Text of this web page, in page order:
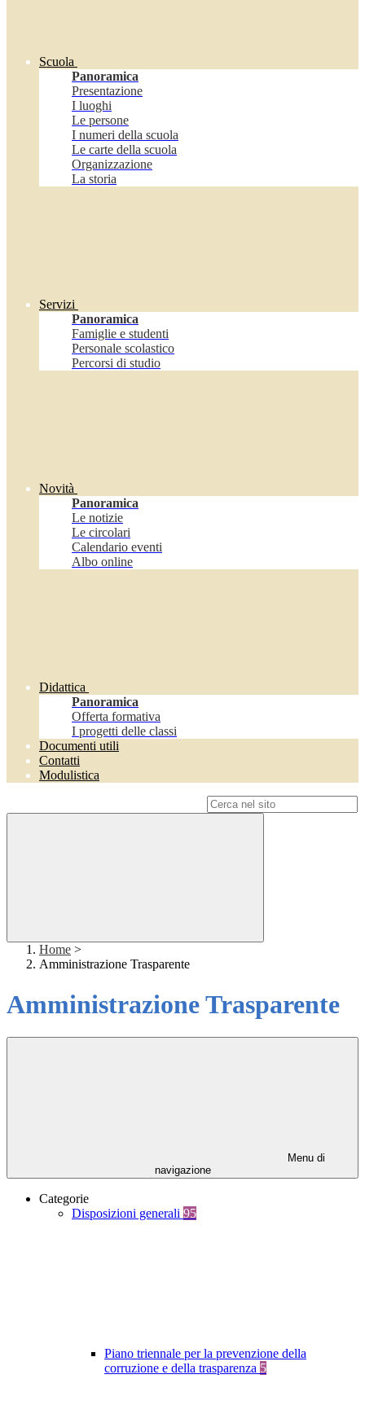
Scuola
Panoramica
Presentazione
I luoghi
Le persone
I numeri della scuola
Le carte della scuola
Organizzazione
La storia
Servizi
Panoramica
Famiglie e studenti
Personale scolastico
Percorsi di studio
Novità
Panoramica
Le notizie
Le circolari
Calendario eventi
Albo online
Didattica
Panoramica
Offerta formativa
I progetti delle classi
Documenti utili
Contatti
Modulistica
Home >
Amministrazione Trasparente
Amministrazione Trasparente
Menu di
navigazione
Categorie
Disposizioni generali 95
Piano triennale per la prevenzione della
corruzione e della trasparenza 5